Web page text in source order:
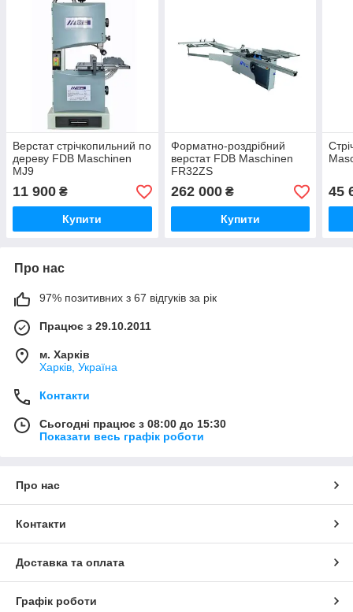
Верстат стрічкопильний по
дереву FDB Maschinen
MJ9
11 900 ₴
Купити
Форматно-роздрібний
верстат FDB Maschinen
FR32ZS
262 000₴
Купити
45
Про нас
97% позитивних з 67 відгуків за рік
Працює з 29.10.2011
м. Харків
Харків, Україна
Контакти
Сьогодні працює з 08:00 до 15:30
Показати весь графік роботи
Про нас
Контакти
Доставка та оплата
Графік роботи